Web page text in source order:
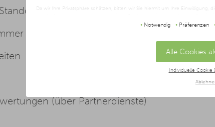
Da wir Ihre Privatsphäre schätzen, bitten wir Sie hiermit um Ihre
jederzeit später geändert oder widerrufen werden, indem Sie auf die
Notwendig Präferenzen
Alle Cookies
Individuelle Cookie
& Website
(über Partnerdienste)